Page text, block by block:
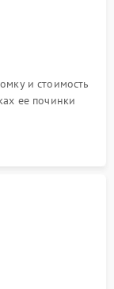
и стоимость
ее починки